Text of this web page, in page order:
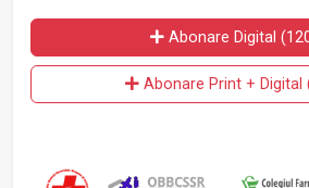
Abonare Digital
Abonare Print + Digital